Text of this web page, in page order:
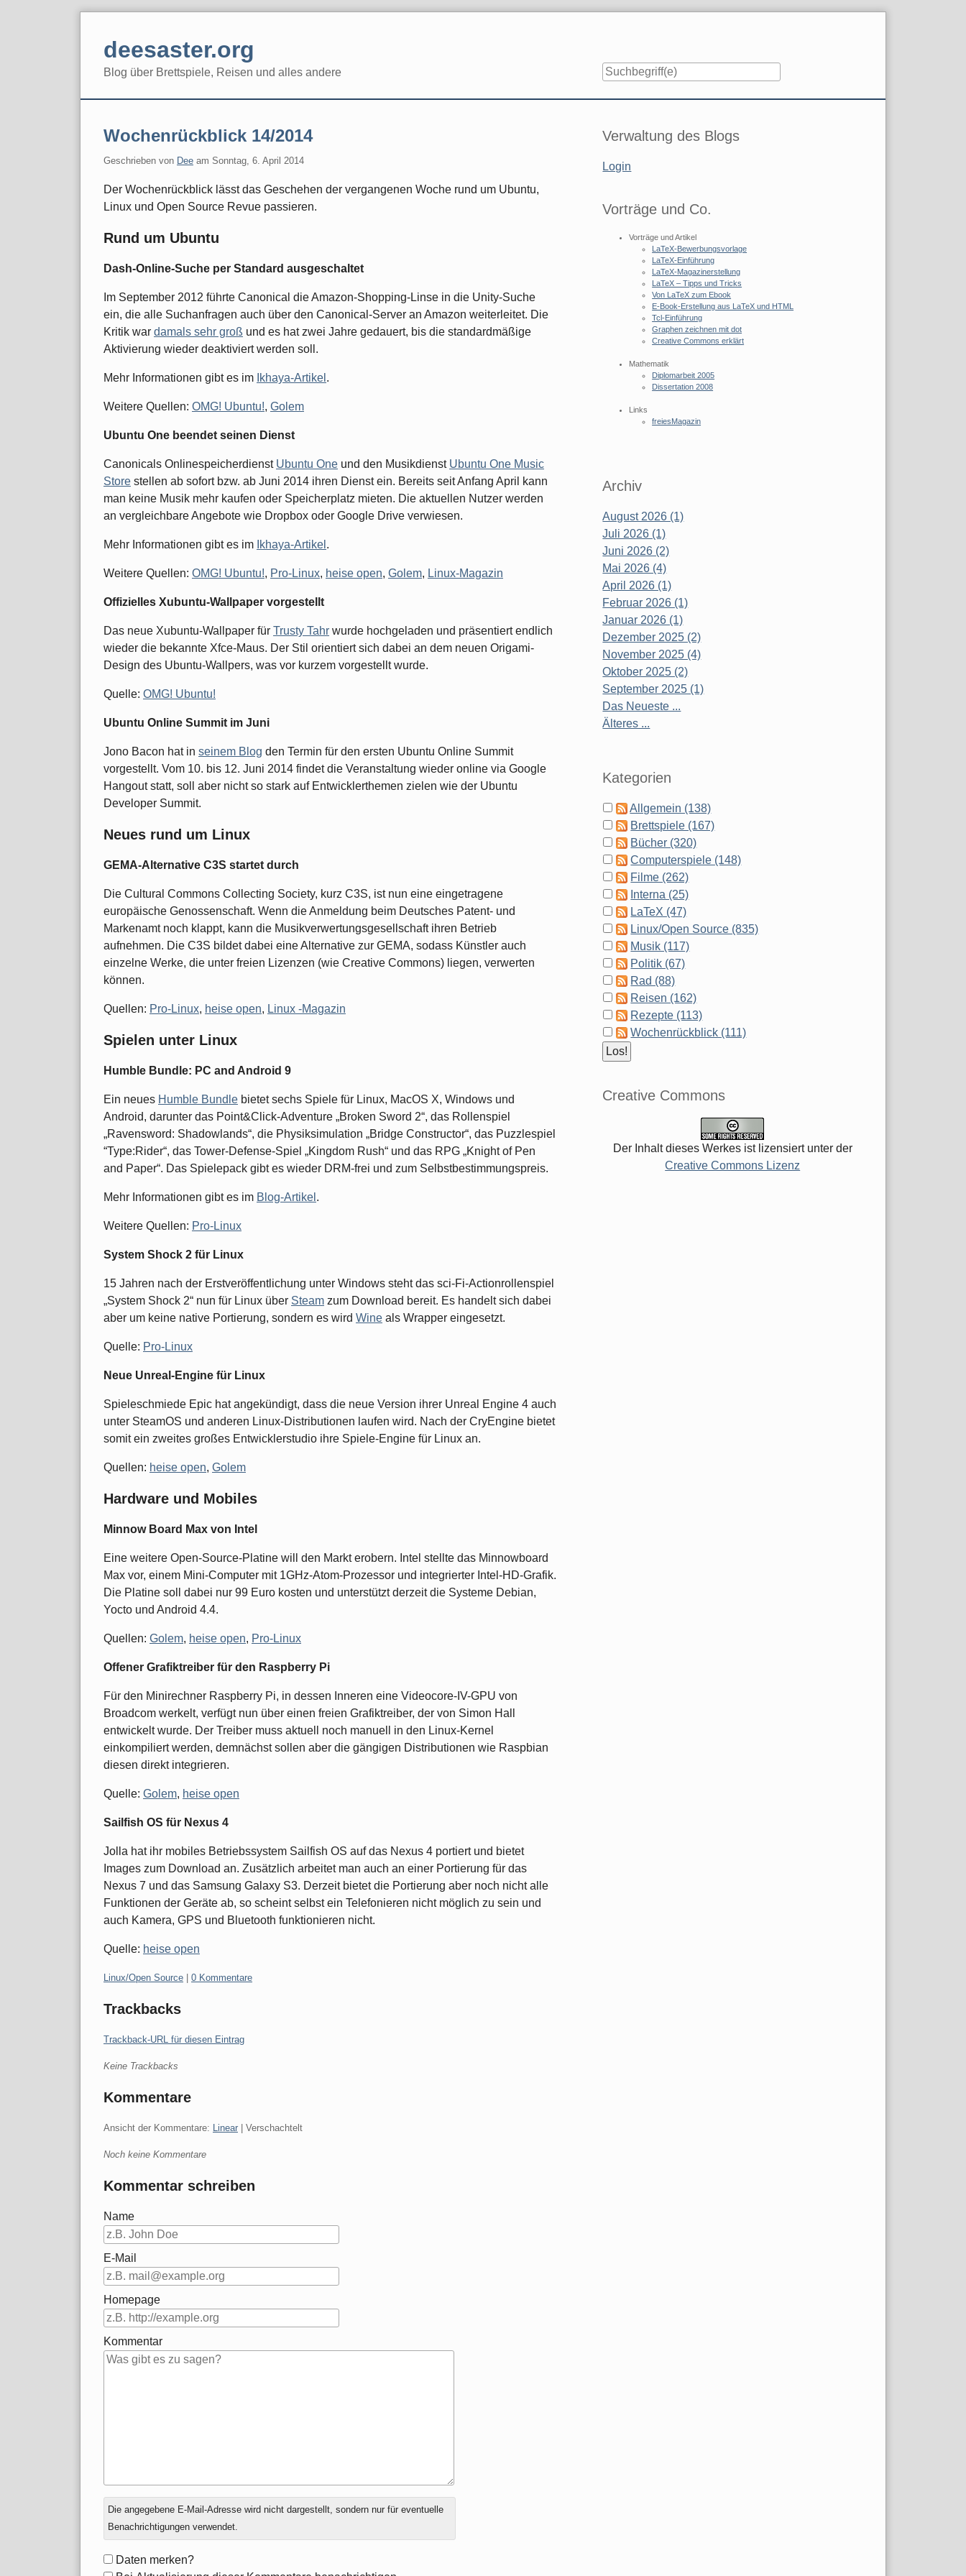
deesaster.org
Blog über Brettspiele, Reisen und alles andere
Wochenrückblick 14/2014
Geschrieben von Dee am Sonntag, 6. April 2014
Der Wochenrückblick lässt das Geschehen der vergangenen Woche rund um Ubuntu,
Linux und Open Source Revue passieren.
Rund um Ubuntu
Dash-Online-Suche per Standard ausgeschaltet
Im September 2012 führte Canonical die Amazon-Shopping-Linse in die Unity-Suche
ein, die alle Suchanfragen auch über den Canonical-Server an Amazon weiterleitet. Die
Kritik war damals sehr groß und es hat zwei Jahre gedauert, bis die standardmäßige
Aktivierung wieder deaktiviert werden soll.
Mehr Informationen gibt es im Ikhaya-Artikel .
Weitere Quellen: OMG! Ubuntu!, Golem
Ubuntu One beendet seinen Dienst
Canonicals Onlinespeicherdienst Ubuntu One und den Musikdienst Ubuntu One Music
Store stellen ab sofort bzw. ab Juni 2014 ihren Dienst ein. Bereits seit Anfang April kann
man keine Musik mehr kaufen oder Speicherplatz mieten. Die aktuellen Nutzer werden
an vergleichbare Angebote wie Dropbox oder Google Drive verwiesen.
Mehr Informationen gibt es im Ikhaya-Artikel .
Weitere Quellen: OMG! Ubuntu!, Pro-Linux, heise open, Golem, Linux-Magazin
Offizielles Xubuntu-Wallpaper vorgestellt
Das neue Xubuntu-Wallpaper für Trusty Tahr wurde hochgeladen und präsentiert endlich
wieder die bekannte Xfce-Maus. Der Stil orientiert sich dabei an dem neuen Origami-
Design des Ubuntu-Wallpers, was vor kurzem vorgestellt wurde.
Quelle: OMG! Ubuntu!
Ubuntu Online Summit im Juni
Jono Bacon hat in seinem Blog den Termin für den ersten Ubuntu Online Summit
vorgestellt. Vom 10. bis 12. Juni 2014 findet die Veranstaltung wieder online via Google
Hangout statt, soll aber nicht so stark auf Entwicklerthemen zielen wie der Ubuntu
Developer Summit.
Neues rund um Linux
GEMA-Alternative C3S startet durch
Die Cultural Commons Collecting Society, kurz C3S, ist nun eine eingetragene
europäische Genossenschaft. Wenn die Anmeldung beim Deutsches Patent- und
Markenamt noch klappt, kann die Musikverwertungsgesellschaft ihren Betrieb
aufnehmen. Die C3S bildet dabei eine Alternative zur GEMA, sodass Künstler auch
einzelne Werke, die unter freien Lizenzen (wie Creative Commons) liegen, verwerten
können.
Quellen: Pro-Linux, heise open, Linux -Magazin
Spielen unter Linux
Humble Bundle: PC and Android 9
Ein neues Humble Bundle bietet sechs Spiele für Linux, MacOS X, Windows und
Android, darunter das Point&Click-Adventure „Broken Sword 2“, das Rollenspiel
„Ravensword: Shadowlands“, die Physiksimulation „Bridge Constructor“, das Puzzlespiel
“Type:Rider“, das Tower-Defense-Spiel „Kingdom Rush“ und das RPG „Knight of Pen
and Paper“. Das Spielepack gibt es wieder DRM-frei und zum Selbstbestimmungspreis.
Mehr Informationen gibt es im Blog-Artikel .
Weitere Quellen: Pro-Linux
System Shock 2 für Linux
15 Jahren nach der Erstveröffentlichung unter Windows steht das sci-Fi-Actionrollenspiel
„System Shock 2“ nun für Linux über Steam zum Download bereit. Es handelt sich dabei
aber um keine native Portierung, sondern es wird Wine als Wrapper eingesetzt.
Quelle: Pro-Linux
Neue Unreal-Engine für Linux
Spieleschmiede Epic hat angekündigt, dass die neue Version ihrer Unreal Engine 4 auch
unter SteamOS und anderen Linux-Distributionen laufen wird. Nach der CryEngine bietet
somit ein zweites großes Entwicklerstudio ihre Spiele-Engine für Linux an.
Quellen: heise open, Golem
Hardware und Mobiles
Minnow Board Max von Intel
Eine weitere Open-Source-Platine will den Markt erobern. Intel stellte das Minnowboard
Max vor, einem Mini-Computer mit 1GHz-Atom-Prozessor und integrierter Intel-HD-Grafik.
Die Platine soll dabei nur 99 Euro kosten und unterstützt derzeit die Systeme Debian,
Yocto und Android 4.4.
Quellen: Golem, heise open, Pro-Linux
Offener Grafiktreiber für den Raspberry Pi
Für den Minirechner Raspberry Pi, in dessen Inneren eine Videocore-IV-GPU von
Broadcom werkelt, verfügt nun über einen freien Grafiktreiber, der von Simon Hall
entwickelt wurde. Der Treiber muss aktuell noch manuell in den Linux-Kernel
einkompiliert werden, demnächst sollen aber die gängigen Distributionen wie Raspbian
diesen direkt integrieren.
Quelle: Golem, heise open
Sailfish OS für Nexus 4
Jolla hat ihr mobiles Betriebssystem Sailfish OS auf das Nexus 4 portiert und bietet
Images zum Download an. Zusätzlich arbeitet man auch an einer Portierung für das
Nexus 7 und das Samsung Galaxy S3. Derzeit bietet die Portierung aber noch nicht alle
Funktionen der Geräte ab, so scheint selbst ein Telefonieren nicht möglich zu sein und
auch Kamera, GPS und Bluetooth funktionieren nicht.
Quelle: heise open
Kategorien:
Linux/Open Source | 0 Kommentare
Trackbacks
Trackback-URL für diesen Eintrag
Keine Trackbacks
Kommentare
Ansicht der Kommentare: Linear | Verschachtelt
Noch keine Kommentare
Kommentar schreiben
Name
E-Mail
Homepage
Kommentar
Antwort
zu
Die angegebene E-Mail-Adresse wird nicht dargestellt, sondern nur für eventuelle
Benachrichtigungen verwendet.
Formular-
Daten merken?
Seitenleiste
Verwaltung des Blogs
Login
Vorträge und Co.
Vorträge und Artikel
LaTeX-Bewerbungsvorlage
LaTeX-Einführung
LaTeX-Magazinerstellung
LaTeX – Tipps und Tricks
Von LaTeX zum Ebook
E-Book-Erstellung aus LaTeX und HTML
Tcl-Einführung
Graphen zeichnen mit dot
Creative Commons erklärt
Mathematik
Diplomarbeit 2005
Dissertation 2008
Links
freiesMagazin
Archiv
August 2026 (1)
Juli 2026 (1)
Juni 2026 (2)
Mai 2026 (4)
April 2026 (1)
Februar 2026 (1)
Januar 2026 (1)
Dezember 2025 (2)
November 2025 (4)
Oktober 2025 (2)
September 2025 (1)
Das Neueste ...
Älteres ...
Kategorien
Allgemein (138)
Brettspiele (167)
Bücher (320)
Computerspiele (148)
Filme (262)
Interna (25)
LaTeX (47)
Linux/Open Source (835)
Musik (117)
Politik (67)
Rad (88)
Reisen (162)
Rezepte (113)
Wochenrückblick (111)
Creative Commons
Der Inhalt dieses Werkes ist lizensiert unter der
Creative Commons Lizenz